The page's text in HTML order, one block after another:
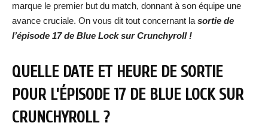
marque le premier but du match, donnant à son équipe une
avance cruciale. On vous dit tout concernant la sortie de
l’épisode 17 de Blue Lock sur Crunchyroll !
QUELLE DATE ET HEURE DE SORTIE
POUR L’ÉPISODE 17 DE BLUE LOCK SUR
CRUNCHYROLL ?